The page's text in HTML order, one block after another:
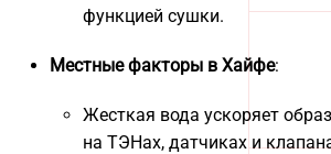
функцией сушки.
Местные факторы в Хайфе:
Жесткая вода ускоряет
на ТЭНах, датчиках и